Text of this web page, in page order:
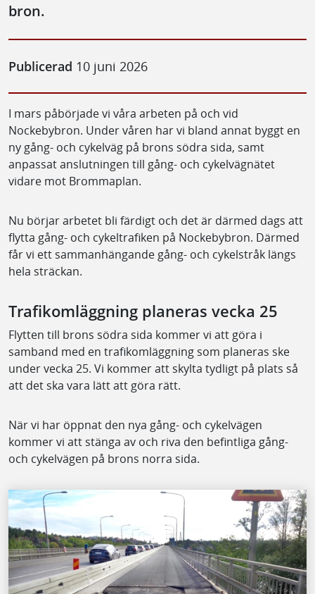
bron.
Publicerad 10 juni 2026
I mars påbörjade vi våra arbeten på och vid
Nockebybron. Under våren har vi bland annat byggt en
ny gång- och cykelväg på brons södra sida, samt
anpassat anslutningen till gång- och cykelvägnätet
vidare mot Brommaplan.
Nu börjar arbetet bli färdigt och det är därmed dags att
flytta gång- och cykeltrafiken på Nockebybron. Därmed
får vi ett sammanhängande gång- och cykelstråk längs
hela sträckan.
Trafikomläggning planeras vecka 25
Flytten till brons södra sida kommer vi att göra i
samband med en trafikomläggning som planeras ske
under vecka 25. Vi kommer att skylta tydligt på plats så
att det ska vara lätt att göra rätt.
När vi har öppnat den nya gång- och cykelvägen
kommer vi att stänga av och riva den befintliga gång-
och cykelvägen på brons norra sida.